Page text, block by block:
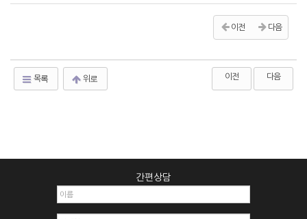
이전 다음
목록 위로 이전 다음
간편상담